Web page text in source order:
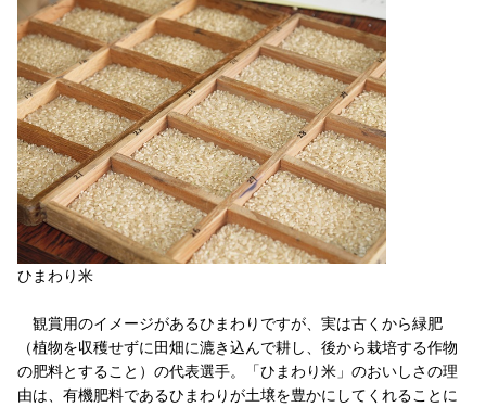
ひまわり米
観賞用のイメージがあるひまわりですが、実は古くから緑肥
（植物を収穫せずに田畑に漉き込んで耕し、後から栽培する作物
の肥料とすること）の代表選手。「ひまわり米」のおいしさの理
由は、有機肥料であるひまわりが土壌を豊かにしてくれることに